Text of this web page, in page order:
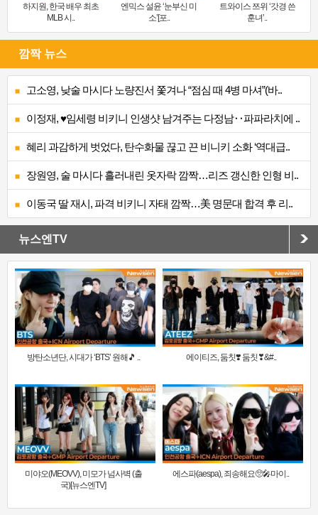
하지원, 한국 배우 최초
MLB 시..
엔믹스 설윤 ‘눈부신 미
소’[포..
트와이스 쯔위 ‘갓경 쓴
훈녀’..
깜짝 뉴스
고소영, 낮술 마시다 노량진서 쫓겨나 “점심 때 4병 마셔”(바..
이정재, ♥임세령 비키니 인생샷 남겨주는 다정남‥파파라치에 ..
혜리 과감하게 벗었다, 탄수화물 끊고 끈 비니키 소화 ‘역대급..
장원영, 술 마시다 흘러내린 옷자락 깜짝…리즈 갱신한 인형 비..
이동국 딸 재시, 파격 비키니 자태 깜짝…美 명문대 합격 후 리..
뉴스엔TV
방탄소년단, 시대가 ‘BTS’ 원해🎵 .. 에이티즈, 둠칫❣️ 둠칫❣&#..
미야오(MEOVV), 미모가 넘사벽 (출
국)[뉴스엔TV]
에스파(aespa), 죄송해요🥺🎤마이..